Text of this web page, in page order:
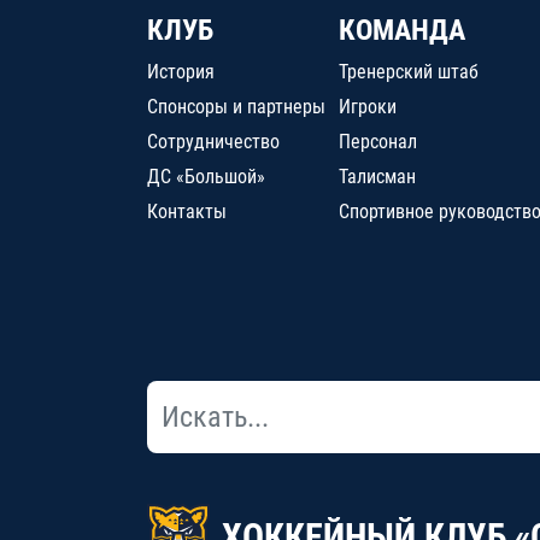
КЛУБ
История
Спонсоры и партнеры
Сотрудничество
ДС «Большой»
Контакты
КОМАНДА
Тренерский штаб
Игроки
Персонал
Талисман
Спортивное руководство